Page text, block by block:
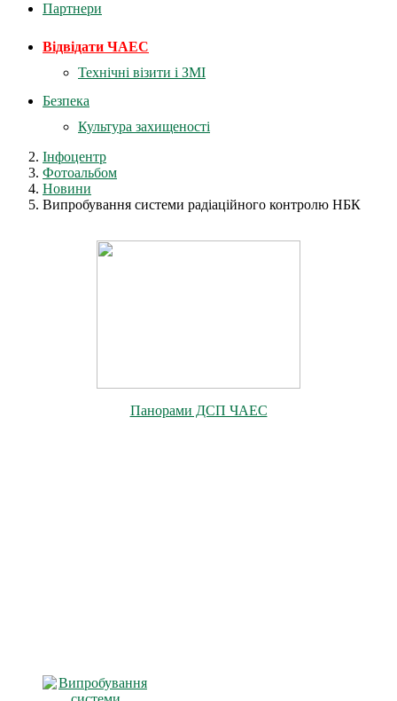
Партнери
Відвідати ЧАЕС
Технічні візити і ЗМІ
Безпека
Культура захищеності
Інфоцентр
Фотоальбом
Новини
Випробування системи радіаційного контролю НБК
Панорами ДСП ЧАЕС